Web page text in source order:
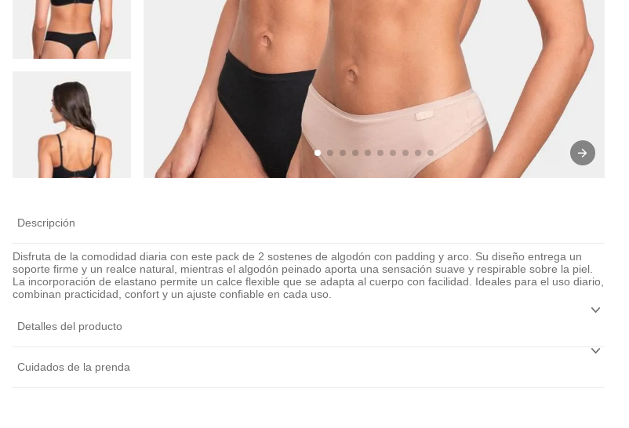
Descripción
Disfruta de la comodidad diaria con este pack de 2 sostenes de algodón con padding y arco. Su diseño entrega un
soporte firme y un realce natural, mientras el algodón peinado aporta una sensación suave y respirable sobre la piel.
La incorporación de elastano permite un calce flexible que se adapta al cuerpo con facilidad. Ideales para el uso diario,
combinan practicidad, confort y un ajuste confiable en cada uso.
Detalles del producto
Cuidados de la prenda